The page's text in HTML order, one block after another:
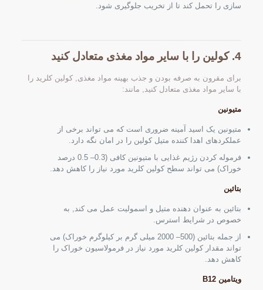
سازی را تحمل کند تا از تخریب جلوگیری شود.
4. کولین را با سایر مواد مغذی متعادل کنید
برای مقرون به صرفه بودن و جذب بهینه مواد مغذی, کولین کلرید را
با سایر مواد مغذی متعادل کنید, مانند:
متیونین
متیونین یک اسید آمینه ضروری است که می تواند برخی از
عملکردهای اهدا کننده متیل کولین را در امان نگه دارد.
فرموله کردن رژیم غذایی با متیونین کافی (0.3– 0.5 درصد
خوراک) می تواند سطح کولین کلرید مورد نیاز را کاهش دهد.
بتائین
بتائین به عنوان دهنده متیل و اسمولیت عمل می کند, به
خصوص در شرایط استرس.
از جمله بتائین (500– 2000 میلی گرم بر کیلوگرم خوراک) می
تواند مقدار کولین کلرید مورد نیاز در فرمولاسیون خوراک را
کاهش دهد.
ویتامین B12